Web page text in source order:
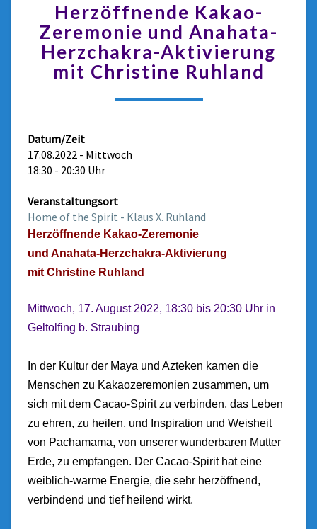
Herzöffnende Kakao-
Zeremonie und Anahata-
Herzchakra-Aktivierung
mit Christine Ruhland
Datum/Zeit
17.08.2022 - Mittwoch
18:30 - 20:30 Uhr
Veranstaltungsort
Home of the Spirit - Klaus X. Ruhland
Herzöffnende Kakao-Zeremonie
und Anahata-Herzchakra-Aktivierung
mit Christine Ruhland
Mittwoch, 17. August 2022, 18:30 bis 20:30 Uhr in
Geltolfing b. Straubing
In der Kultur der Maya und Azteken kamen die
Menschen zu Kakaozeremonien zusammen, um
sich mit dem Cacao-Spirit zu verbinden, das Leben
zu ehren, zu heilen, und Inspiration und Weisheit
von Pachamama, von unserer wunderbaren Mutter
Erde, zu empfangen. Der Cacao-Spirit hat eine
weiblich-warme Energie, die sehr herzöffnend,
verbindend und tief heilend wirkt.